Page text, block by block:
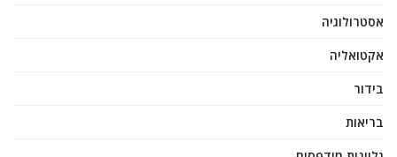
אסטרולוגיה
אקטואליה
בידור
בריאות